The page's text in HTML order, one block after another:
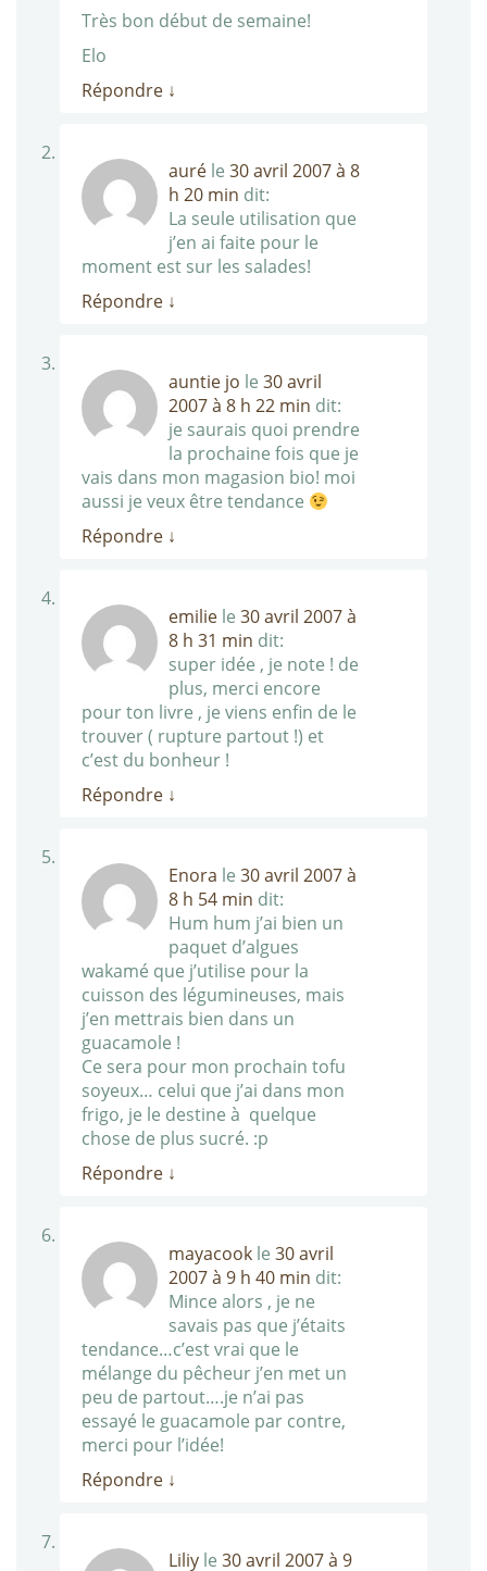
Très bon début de semaine!
Elo
Répondre ↓
auré le 30 avril 2007 à 8
h 20 min dit:
La seule utilisation que
j’en ai faite pour le
moment est sur les salades!
Répondre ↓
auntie jo le 30 avril
2007 à 8 h 22 min dit:
je saurais quoi prendre
la prochaine fois que je
vais dans mon magasion bio! moi
aussi je veux être tendance
Répondre ↓
emilie le 30 avril 2007 à
8 h 31 min dit:
super idée , je note ! de
plus, merci encore
pour ton livre , je viens enfin de le
trouver ( rupture partout !) et
c’est du bonheur !
Répondre ↓
Enora le 30 avril 2007 à
8 h 54 min dit:
Hum hum j’ai bien un
paquet d’algues
wakamé que j’utilise pour la
cuisson des légumineuses, mais
j’en mettrais bien dans un
guacamole !
Ce sera pour mon prochain tofu
soyeux… celui que j’ai dans mon
frigo, je le destine à quelque
chose de plus sucré. :p
Répondre ↓
mayacook le 30 avril
2007 à 9 h 40 min dit:
Mince alors , je ne
savais pas que j’étaits
tendance…c’est vrai que le
mélange du pêcheur j’en met un
peu de partout….je n’ai pas
essayé le guacamole par contre,
merci pour l’idée!
Répondre ↓
Liliy le 30 avril 2007 à 9